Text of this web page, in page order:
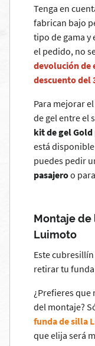
Tenga en
fabrican bajo
tipo de gama y
el pedido, no
devolución de
descuento del
Para mejorar
de gel entre el
kit de gel
está
puedes pedir
pasajeroo
Montaje de
Luimoto
Este
retirar tu
¿Prefieres que
del montaje?
funda de silla
que elija será